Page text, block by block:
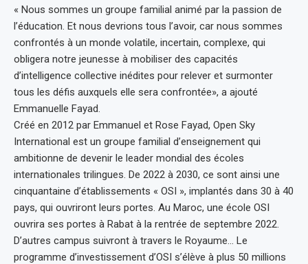
« Nous sommes un groupe familial animé par la passion de
l’éducation. Et nous devrions tous l’avoir, car nous sommes
confrontés à un monde volatile, incertain, complexe, qui
obligera notre jeunesse à mobiliser des capacités
d’intelligence collective inédites pour relever et surmonter
tous les défis auxquels elle sera confrontée», a ajouté
Emmanuelle Fayad.
Créé en 2012 par Emmanuel et Rose Fayad, Open Sky
International est un groupe familial d’enseignement qui
ambitionne de devenir le leader mondial des écoles
internationales trilingues. De 2022 à 2030, ce sont ainsi une
cinquantaine d’établissements « OSI », implantés dans 30 à 40
pays, qui ouvriront leurs portes. Au Maroc, une école OSI
ouvrira ses portes à Rabat à la rentrée de septembre 2022.
D’autres campus suivront à travers le Royaume… Le
programme d’investissement d’OSI s’élève à plus 50 millions